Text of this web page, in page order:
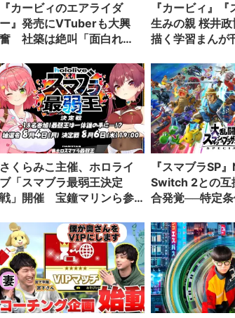
『カービィのエアライダ
ー』発売にVTuberも大興
奮 社築は絶叫「面白れ
『カービィ』『
生みの親 桜井
描く学習まんが
さくらみこ主催、ホロライ
ブ「スマブラ最弱王決定
戦」開催 宝鐘マリンら参
『スマブラSP
Switch 2との互
合発覚──特定条